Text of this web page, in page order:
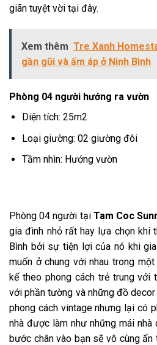
giãn tuyệt vời tại đây.
Xem thêm Tre Xanh
gần gũi và ấm áp ở Ninh Bình
Phòng 04 người hướng ra vườn
Diện tích: 25m2
Loại giường: 02 giường đôi
Tầm nhìn: Hướng vườn
Phòng 04 người tại Tam Coc
gia đình nhỏ rất hay lựa chọn khi
Bình bởi sự tiện lợi của nó khi
muốn ở chung với nhau trong
kế theo phong cách trẻ trung với
với phần tường và những đồ
phong cách vintage nhưng lại có
nhà được làm như những mái nhà
bước chân vào bạn sẽ vô cùng